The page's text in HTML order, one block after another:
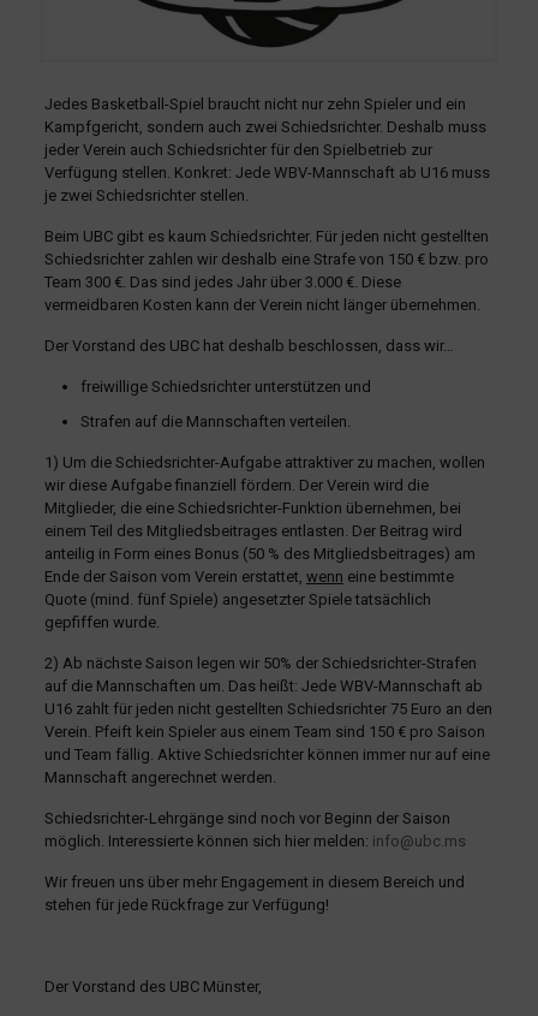
Jedes Basketball-Spiel braucht nicht nur zehn Spieler und ein
Kampfgericht, sondern auch zwei Schiedsrichter. Deshalb muss
jeder Verein auch Schiedsrichter für den Spielbetrieb zur
Verfügung stellen. Konkret: Jede WBV-Mannschaft ab U16 muss
je zwei Schiedsrichter stellen.
Beim UBC gibt es kaum Schiedsrichter. Für jeden nicht gestellten
Schiedsrichter zahlen wir deshalb eine Strafe von 150 € bzw. pro
Team 300 €. Das sind jedes Jahr über 3.000 €. Diese
vermeidbaren Kosten kann der Verein nicht länger übernehmen.
Der Vorstand des UBC hat deshalb beschlossen, dass wir…
freiwillige Schiedsrichter unterstützen und
Strafen auf die Mannschaften verteilen.
1) Um die Schiedsrichter-Aufgabe attraktiver zu machen, wollen
wir diese Aufgabe finanziell fördern. Der Verein wird die
Mitglieder, die eine Schiedsrichter-Funktion übernehmen, bei
einem Teil des Mitgliedsbeitrages entlasten. Der Beitrag wird
anteilig in Form eines Bonus (50 % des Mitgliedsbeitrages) am
Ende der Saison vom Verein erstattet, wenn eine bestimmte
Quote (mind. fünf Spiele) angesetzter Spiele tatsächlich
gepfiffen wurde.
2) Ab nächste Saison legen wir 50% der Schiedsrichter-Strafen
auf die Mannschaften um. Das heißt: Jede WBV-Mannschaft ab
U16 zahlt für jeden nicht gestellten Schiedsrichter 75 Euro an den
Verein. Pfeift kein Spieler aus einem Team sind 150 € pro Saison
und Team fällig. Aktive Schiedsrichter können immer nur auf eine
Mannschaft angerechnet werden.
Schiedsrichter-Lehrgänge sind noch vor Beginn der Saison
möglich. Interessierte können sich hier melden: info@ubc.ms
Wir freuen uns über mehr Engagement in diesem Bereich und
stehen für jede Rückfrage zur Verfügung!
Der Vorstand des UBC Münster,